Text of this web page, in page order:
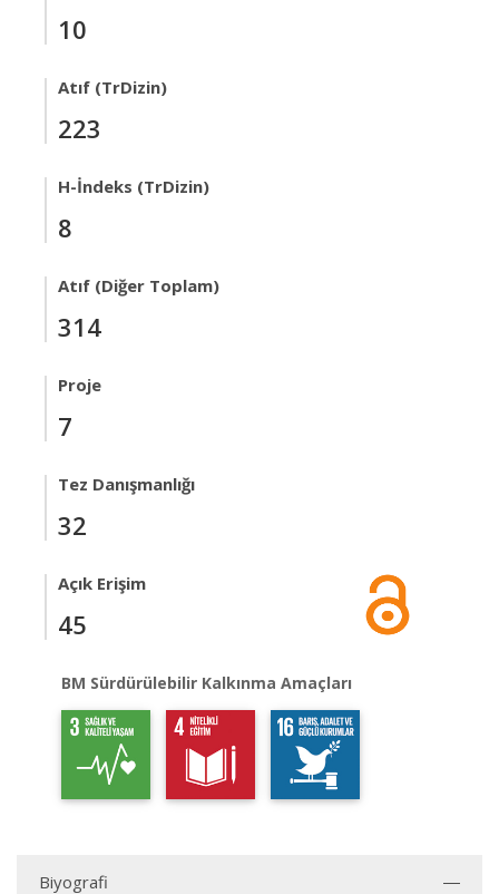
10
Atıf (TrDizin)
223
H-İndeks (TrDizin)
8
Atıf (Diğer Toplam)
314
Proje
7
Tez Danışmanlığı
32
Açık Erişim
45
BM Sürdürülebilir Kalkınma Amaçları
Biyografi